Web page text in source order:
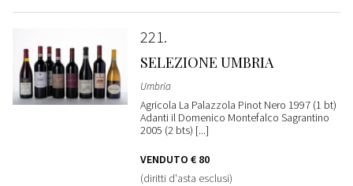
221
SELEZIONE UMBRIA
Umbria
Agricola La Palazzola Pinot Nero 1997 (1 bt)
Adanti il Domenico Montefalco Sagrantino
2005 (2 bts) [...]
VENDUTO € 80
(diritti d'asta esclusi)